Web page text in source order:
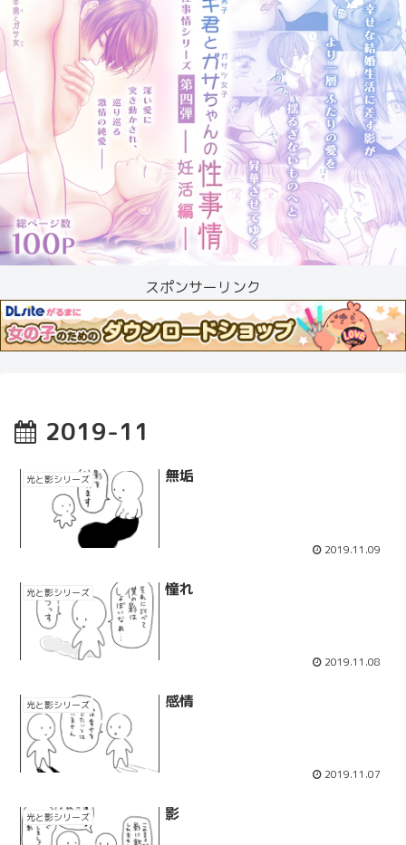
スポンサーリンク
2019-11
光と影シリーズ 無垢
2019.11.09
光と影シリーズ 憧れ
2019.11.08
光と影シリーズ 感情
2019.11.07
光と影シリーズ 影